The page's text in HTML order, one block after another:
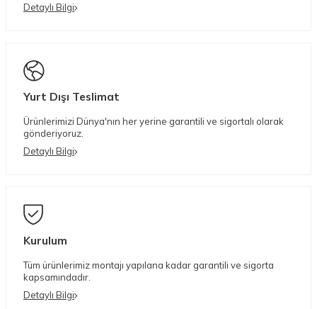
Detaylı Bilgi
Yurt Dışı Teslimat
Ürünlerimizi Dünya'nın her yerine garantili ve sigortalı olarak
gönderiyoruz.
Detaylı Bilgi
Kurulum
Tüm ürünlerimiz montajı yapılana kadar garantili ve sigorta
kapsamındadır.
Detaylı Bilgi